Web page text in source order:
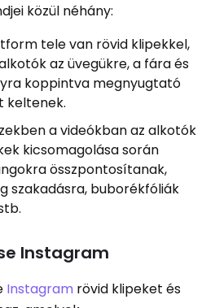
közül néhány:
tele van rövid klipekkel,
az üvegükre, a fára és
koppintva megnyugtató
keltenek.
a videókban az alkotók
kicsomagolása során
összpontosítanak,
szakadásra, buborékfóliák
Instagram
Instagram rövid klipeket és